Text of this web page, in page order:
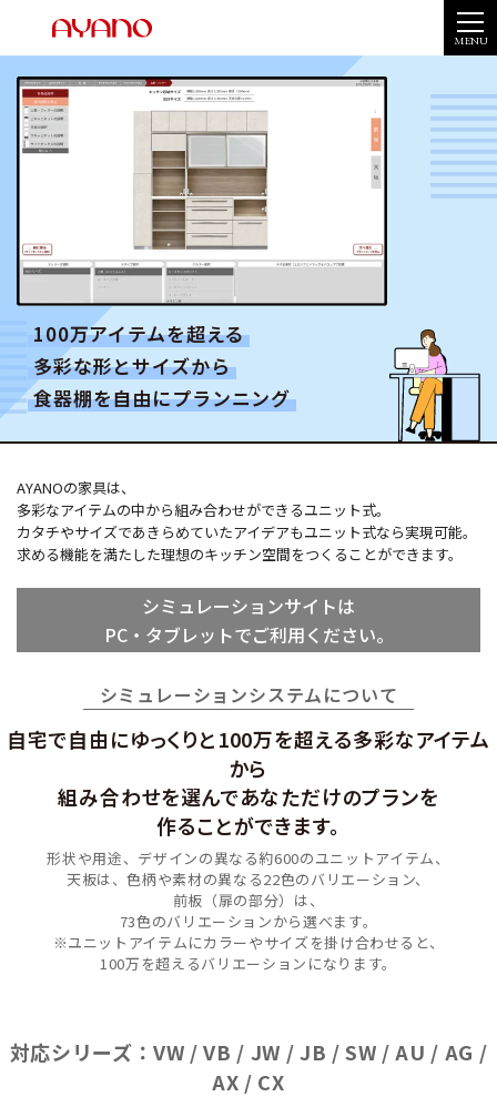
MENU
100万アイテムを超える
多彩な形とサイズから
食器棚を自由にプランニング
AYANOの家具は、
多彩なアイテムの中から組み合わせができるユニット式。
カタチやサイズであきらめていたアイデアもユニット式なら実現可能。
求める機能を満たした理想のキッチン空間をつくることができます。
シミュレーションサイトは
PC・タブレットでご利用ください。
シミュレーションシステムについて
自宅で自由にゆっくりと100万を超える多彩なアイテム
から
組み合わせを選んであなただけのプランを
作ることができます。
形状や用途、デザインの異なる約600のユニットアイテム、
天板は、色柄や素材の異なる22色のバリエーション、
前板（扉の部分）は、
73色のバリエーションから選べます。
※ユニットアイテムにカラーやサイズを掛け合わせると、
100万を超えるバリエーションになります。
対応シリーズ：VW / VB / JW / JB / SW / AU / AG /
AX / CX